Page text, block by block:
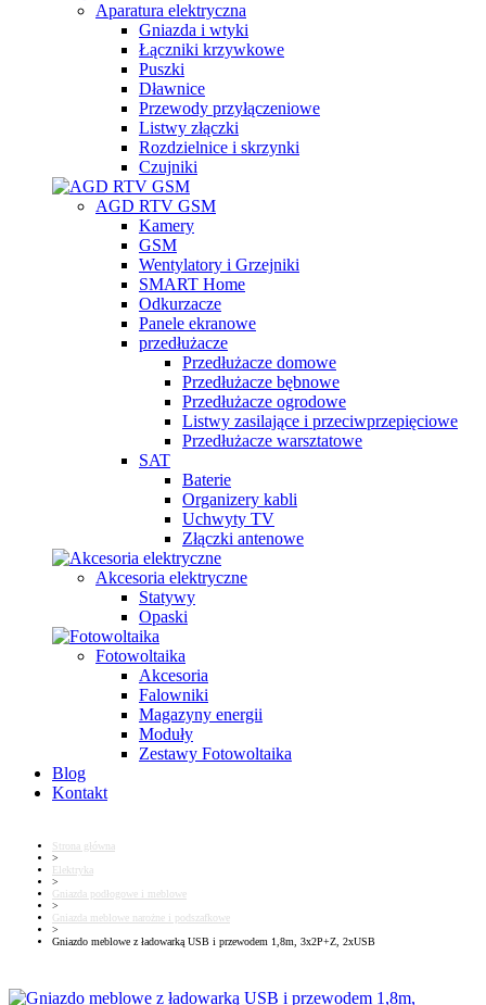
Aparatura elektryczna
Gniazda i wtyki
Łączniki krzywkowe
Puszki
Dławnice
Przewody przyłączeniowe
Listwy złączki
Rozdzielnice i skrzynki
Czujniki
AGD RTV GSM
Kamery
GSM
Wentylatory i Grzejniki
SMART Home
Odkurzacze
Panele ekranowe
przedłużacze
Przedłużacze domowe
Przedłużacze bębnowe
Przedłużacze ogrodowe
Listwy zasilające i przeciwprzepięciowe
Przedłużacze warsztatowe
SAT
Baterie
Organizery kabli
Uchwyty TV
Złączki antenowe
Akcesoria elektryczne
Statywy
Opaski
Fotowoltaika
Akcesoria
Falowniki
Magazyny energii
Moduły
Zestawy Fotowoltaika
Blog
Kontakt
Strona główna
>
Elektryka
>
Gniazda podłogowe i meblowe
>
Gniazda meblowe narożne i podszafkowe
>
Gniazdo meblowe z ładowarką USB i przewodem 1,8m, 3x2P+Z, 2xUSB